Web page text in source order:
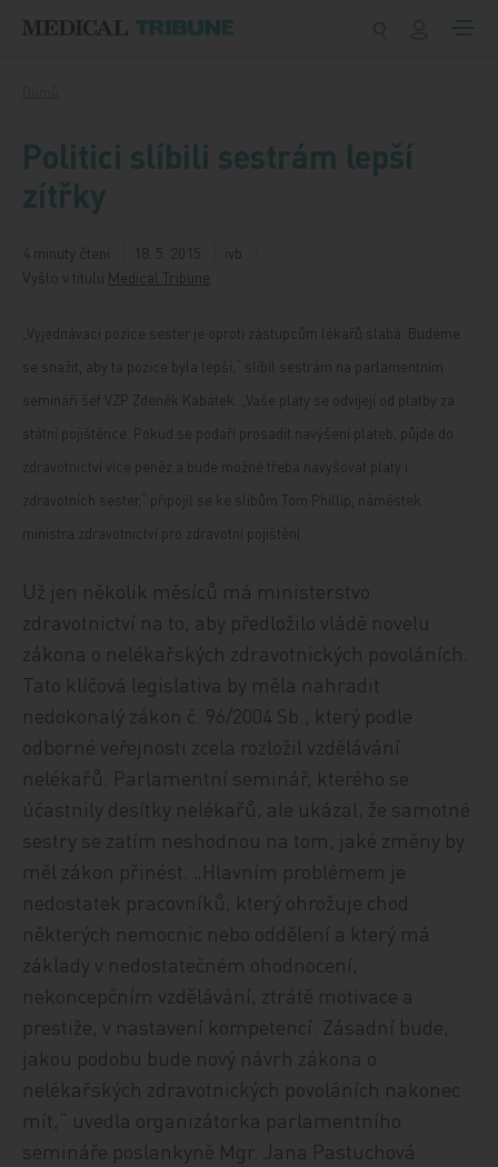
Politici slíbili sestrám lepší
zítřky
4 minuty čtení 18. 5. 2015
ivb
Vyšlo v titulu Medical Tribune
„Vyjednávací pozice sester je oproti zástupcům lékařů slabá. Budeme
se snažit, aby ta pozice byla lepší,“ slíbil sestrám na parlamentním
semináři šéf VZP Zdeněk Kabátek. „Vaše platy se odvíjejí od platby za
státní pojištěnce. Pokud se podaří prosadit navýšení plateb, půjde do
zdravotnictví více peněz a bude možné třeba navyšovat platy i
zdravotních sester,“ připojil se ke slibům Tom Phillip, náměstek
ministra zdravotnictví pro zdravotní pojištění.
Už jen několik měsíců má ministerstvo
zdravotnictví na to, aby předložilo vládě novelu
zákona o nelékařských zdravotnických povoláních.
Tato klíčová legislativa by měla nahradit
nedokonalý zákon č. 96/2004 Sb., který podle
odborné veřejnosti zcela rozložil vzdělávání
nelékařů. Parlamentní seminář, kterého se
účastnily desítky nelékařů, ale ukázal, že samotné
sestry se zatím neshodnou na tom, jaké změny by
měl zákon přinést. „Hlavním problémem je
nedostatek pracovníků, který ohrožuje chod
některých nemocnic nebo oddělení a který má
základy v nedostatečném ohodnocení,
nekoncepčním vzdělávání, ztrátě motivace a
prestiže, v nastavení kompetencí. Zásadní bude,
jakou podobu bude nový návrh zákona o
nelékařských zdravotnických povoláních nakonec
mít,“ uvedla organizátorka parlamentního
semináře poslankyně Mgr. Jana Pastuchová